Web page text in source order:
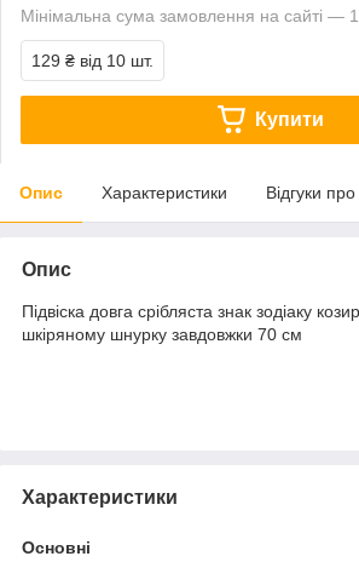
Мінімальна сума замовлення на сайті —
129 ₴ від 10 шт.
Купити
Опис Характеристики Відгуки
Опис
Підвіска довга срібляста знак зодіаку
шкіряному шнурку завдовжки 70 см
Характеристики
Основні